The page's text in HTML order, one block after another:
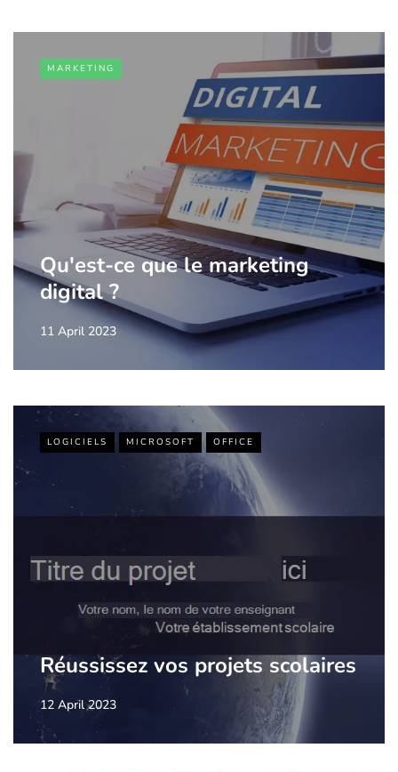
MARKETING
Qu'est-ce que le marketing
digital ?
11 April 2023
LOGICIELS MICROSOFT OFFICE
Réussissez vos projets scolaires
12 April 2023